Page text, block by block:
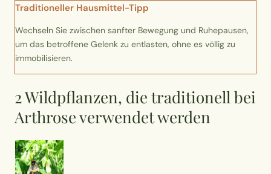
Challenges
Wusstest du?
Sammlungen
Selber machen
Glossar
Traditioneller Hausmittel-Tipp
Wechseln Sie zwischen sanfter Bewegung und Ruhepausen,
um das betroffene Gelenk zu entlasten, ohne es völlig zu
immobilisieren.
2 Wildpflanzen, die traditionell bei
Arthrose verwendet werden